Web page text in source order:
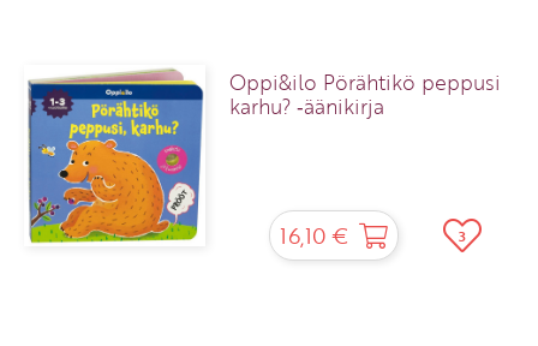
Oppi&ilo Pörähtikö peppusi
karhu? ‑äänikirja
16,10 € 3